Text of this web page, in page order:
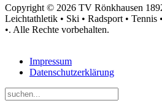
Copyright © 2026 TV Rönkhausen
Leichtathletik • Ski • Radsport • Tennis
•. Alle Rechte vorbehalten.
Impressum
Datenschutzerklärung